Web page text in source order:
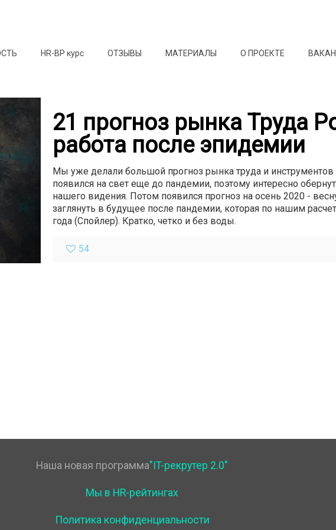
HR-BP курс ОТЗЫВЫ МАТЕРИАЛЫ О ПРОЕКТЕ
21 прогноз рынка Труда
работа после эпидемии
Мы уже делали большой прогноз рынка труда и инструментов
появился на свет еще до пандемии, поэтому интересно
нашего видения. Потом появился прогноз на осень 2020 -
заглянуть в будущее после пандемии, которая по нашим
года (Спойлер). Кратко, четко и без воды.
54
Наша новая программа"IT-рекрутер 2.0"
Мы в HR-рейтингах
Политика конфиденциальности